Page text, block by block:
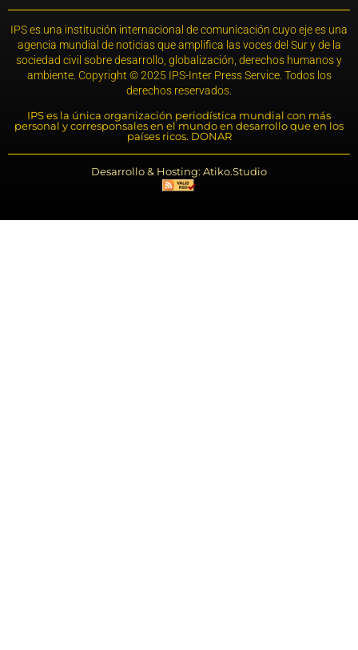
IPS es una institución internacional de comunicación cuyo eje es una
agencia mundial de noticias que amplifica las voces del Sur y de la
sociedad civil sobre desarrollo, globalización, derechos humanos y
ambiente. Copyright © 2025 IPS-Inter Press Service. Todos los
derechos reservados.
IPS es la única organización periodística mundial con más
personal y corresponsales en el mundo en desarrollo que en los
países ricos. DONAR
Desarrollo & Hosting: Atiko.Studio